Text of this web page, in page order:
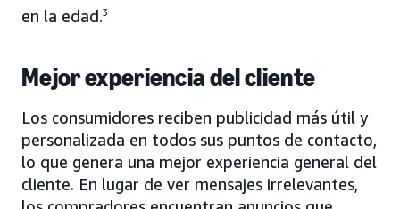
en la edad.3
Mejor experiencia del cliente
Los consumidores reciben publicidad más útil y
personalizada en todos sus puntos de contacto,
lo que genera una mejor experiencia general del
cliente. En lugar de ver mensajes irrelevantes,